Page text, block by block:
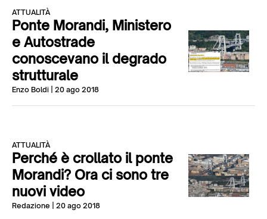
ATTUALITÀ
Ponte Morandi, Ministero
e Autostrade
conoscevano il degrado
strutturale
Enzo Boldi | 20 ago 2018
ATTUALITÀ
Perché è crollato il ponte
Morandi? Ora ci sono tre
nuovi video
Redazione | 20 ago 2018